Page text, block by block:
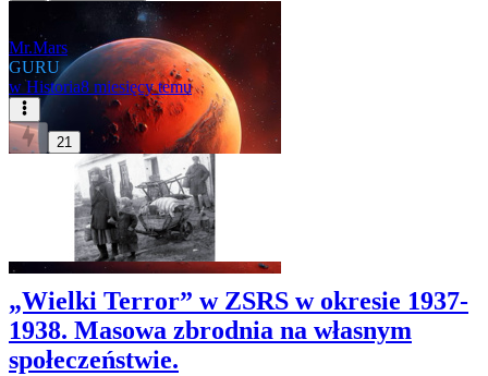
Mr.Mars
GURU
w Historia8 miesięcy temu
21
„Wielki Terror” w ZSRS w okresie 1937-
1938. Masowa zbrodnia na własnym
społeczeństwie.